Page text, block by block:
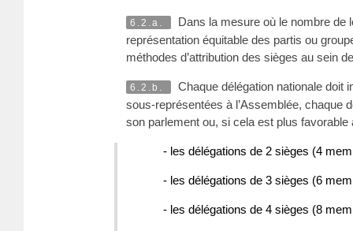
6.2.a.
Dans la mesure où le nombre de
représentation équitable des partis ou
méthodes d’attribution des sièges au sein
6.2.b.
Chaque délégation nationale
sous-représentées à l’Assemblée, chaque
son parlement ou, si cela est plus
- les délégations de 2 sièges (4
- les délégations de 3 sièges (6
- les délégations de 4 sièges (8